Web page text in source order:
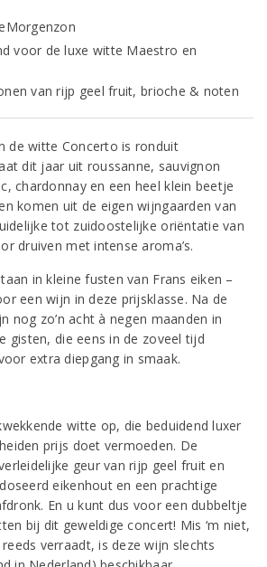
voor de luxe witte Maestro en
van rijp geel fruit, brioche & noten
de witte Concerto is ronduit
dit jaar uit roussanne, sauvignon
chardonnay en een heel klein beetje
komen uit de eigen wijngaarden van
tot zuidoostelijke oriëntatie van
druiven met intense aroma’s.
in kleine fusten van Frans eiken –
een wijn in deze prijsklasse. Na de
nog zo’n acht à negen maanden in
gisten, die eens in de zoveel tijd
extra diepgang in smaak.
witte op, die beduidend luxer
prijs doet vermoeden. De
geur van rijp geel fruit en
eikenhout en een prachtige
En u kunt dus voor een dubbeltje
bij dit geweldige concert! Mis ‘m niet,
verraadt, is deze wijn slechts